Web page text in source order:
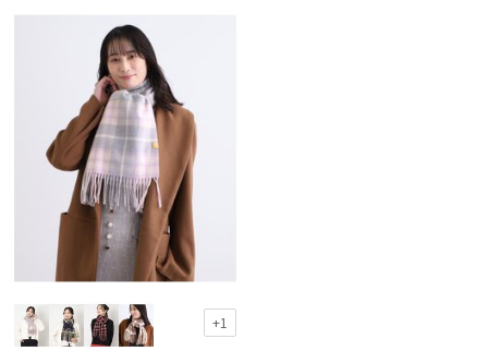
カテゴリー
ブランド
estaa
エスタ
FURLA
LANVIN en Bleu
ランバン オン ブルー
価格の高い
価格の低い
人気順
売上点数順
お気に入り
料
+1